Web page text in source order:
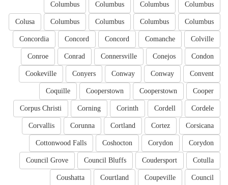
Columbus
Columbus
Columbus
Columbus
Columbus
Columbus
Columbus
Columbus
Colusa
Colville
Comanche
Concord
Concord
Concordia
Condon
Conejos
Connersville
Conrad
Conroe
Convent
Conway
Conway
Conyers
Cookeville
Cooper
Cooperstown
Cooperstown
Coquille
Cordele
Cordell
Corinth
Corning
Corpus Christi
Corsicana
Cortez
Cortland
Corunna
Corvallis
Corydon
Corydon
Coshocton
Cottonwood Falls
Cotulla
Coudersport
Council Bluffs
Council Grove
Council
Coupeville
Courtland
Coushatta